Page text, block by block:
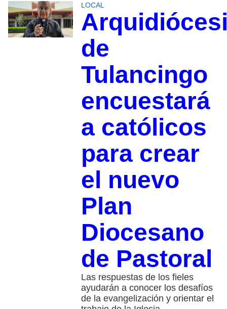
LOCAL
de
Tulancingo
encuestará
a católicos
para crear
el nuevo
Plan
Diocesano
de Pastoral
Las respuestas de los fieles
ayudarán a conocer los desafíos
de la evangelización y orientar el